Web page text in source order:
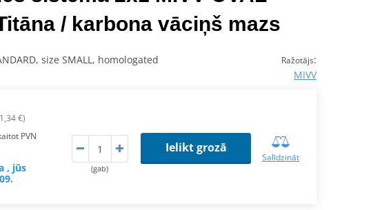
/ karbona vāciņš mazs
Ražotājs:
MIVV
size SMALL, homologated
€)
PVN
, jūs
(gab)
Ielikt grozā
Salīdzināt